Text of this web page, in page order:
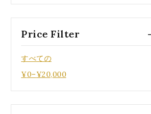
Price Filter
すべての
¥0–¥20,000